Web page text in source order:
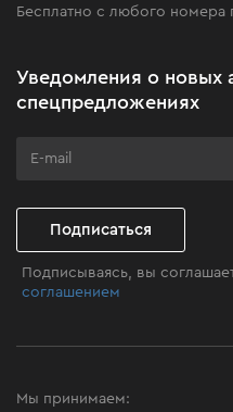
Клуб мастерства
Бесплатно с любого номера
Уведомления о новых
спецпредложениях
Подписаться
Подписываясь, вы
соглашением
Мы принимаем: